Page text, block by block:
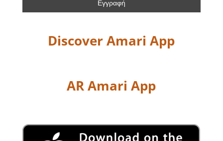
Discover Amari App
AR Amari App